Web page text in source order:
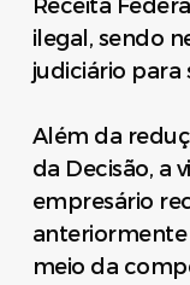
Receita
ilegal, sendo
judiciário para
Além da
da Decisão, a
empresário
anteriormente
meio da